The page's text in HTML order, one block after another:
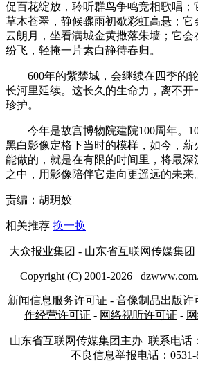
促百花绽放，聆听群鸟争鸣竞相歌唱；
草木苍翠，静候骤雨初歇彩虹高悬；
云朗月，坐看满城金黄撒落朱墙；它会
纷飞，轻掩一片素白静待春归。
600年的紫禁城，会继续在四季的轮
长河里延续。这长久的生命力，离不开
珍护。
今年是故宫博物院建院100周年。
黑白影像定格下当时的模样，如今，
能做的，就是在有限的时间里，将最深
之中，用影像陪伴它走向更遥远的未来
责编：胡玥姣
相关推荐 换一换
大众报业集团 - 山东省互联网传媒集团
Copyright (C) 2001-2026
新闻信息服务许可证 - 音像制品出版许
作经营许可证 - 网络视听许可证 -
山东省互联网传媒集团主办 联系电话
不良信息举报电话：0531-